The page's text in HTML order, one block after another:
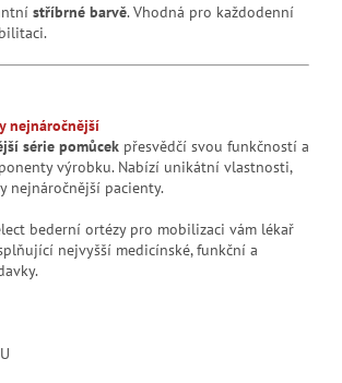
stříbrné barvě. Vhodná pro každodenní
nejnáročnější
série pomůcek přesvědčí svou funkčností a
výrobku. Nabízí unikátní vlastnosti,
nejnáročnější pacienty.
bederní ortézy pro mobilizaci vám lékař
nejvyšší medicínské, funkční a